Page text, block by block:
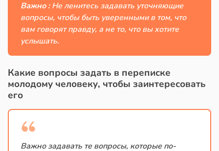
Важно :Не ленитесь задавать уточняющие
вопросы, чтобы быть уверенными в том, что
вам говорят правду, а не то, что вы хотите
услышать.
Какие вопросы задать в переписке
молодому человеку, чтобы заинтересовать
его
Важно задавать те вопросы, которые по-